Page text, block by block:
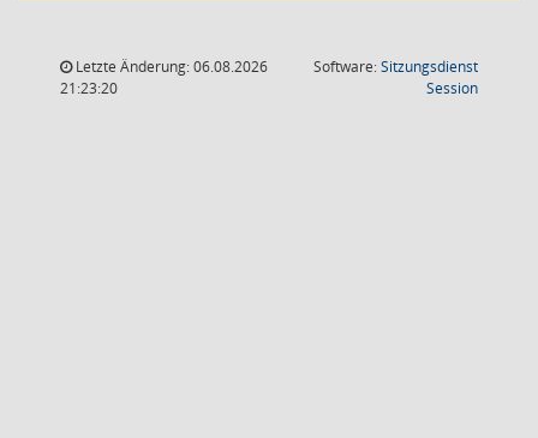
Letzte Änderung: 06.08.2026
21:23:20
Software:Sitzungsdienst
Session(Wird in